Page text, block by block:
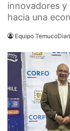
innovadores
hacia una
Equipo